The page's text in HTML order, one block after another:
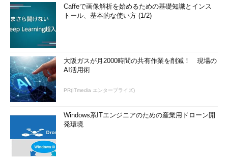
Caffeで画像解析を始めるための基礎知識とインス
トール、基本的な使い方 (1/2)
大阪ガスが月2000時間の共有作業を削減！ 現場の
AI活用術
PR(ITmedia エンタープライズ)
Windows系ITエンジニアのための産業用ドローン開
発環境